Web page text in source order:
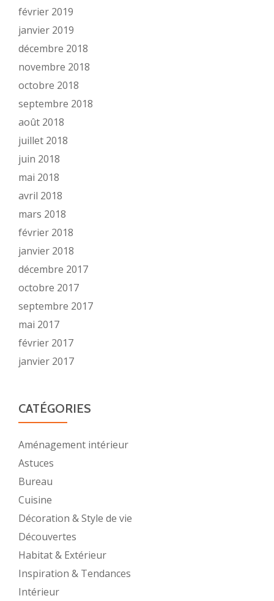
février 2019
janvier 2019
décembre 2018
novembre 2018
octobre 2018
septembre 2018
août 2018
juillet 2018
juin 2018
mai 2018
avril 2018
mars 2018
février 2018
janvier 2018
décembre 2017
octobre 2017
septembre 2017
mai 2017
février 2017
janvier 2017
CATÉGORIES
Aménagement intérieur
Astuces
Bureau
Cuisine
Décoration & Style de vie
Découvertes
Habitat & Extérieur
Inspiration & Tendances
Intérieur